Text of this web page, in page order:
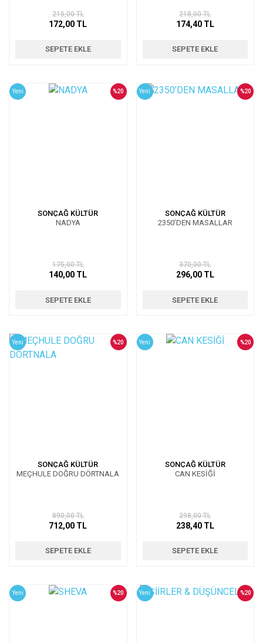
215,00 TL
172,00 TL
SEPETE EKLE
218,00 TL
174,40 TL
SEPETE EKLE
Yeni
SONÇAĞ KÜLTÜR
NADYA
%20
175,00 TL
140,00 TL
SEPETE EKLE
Yeni
SONÇAĞ KÜLTÜR
2350’DEN MASALLAR
%20
370,00 TL
296,00 TL
SEPETE EKLE
Yeni
SONÇAĞ KÜLTÜR
MEÇHULE DOĞRU DÖRTNALA
%20
890,00 TL
712,00 TL
SEPETE EKLE
Yeni
SONÇAĞ KÜLTÜR
CAN KESİĞİ
%20
298,00 TL
238,40 TL
SEPETE EKLE
Yeni %20 Yeni %20